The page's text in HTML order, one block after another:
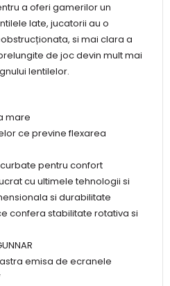
a oferi gamerilor un
late, jucatorii au o
si mai clara a
de joc devin mult mai
lentilelor.
mare
ce previne flexarea
pentru confort
cu ultimele tehnologii si
si durabilitate
confera stabilitate rotativa si
emisa de ecranele